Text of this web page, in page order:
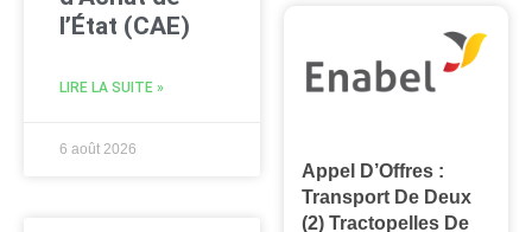
l’État (CAE)
LIRE LA SUITE »
6 août 2026
Appel D’Offres :
Transport De Deux
(2) Tractopelles De